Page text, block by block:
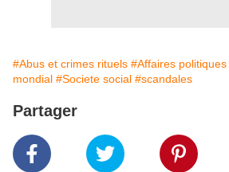
#Abus et crimes rituels #Affaires politiques
mondial #Societe social #scandales
Partager